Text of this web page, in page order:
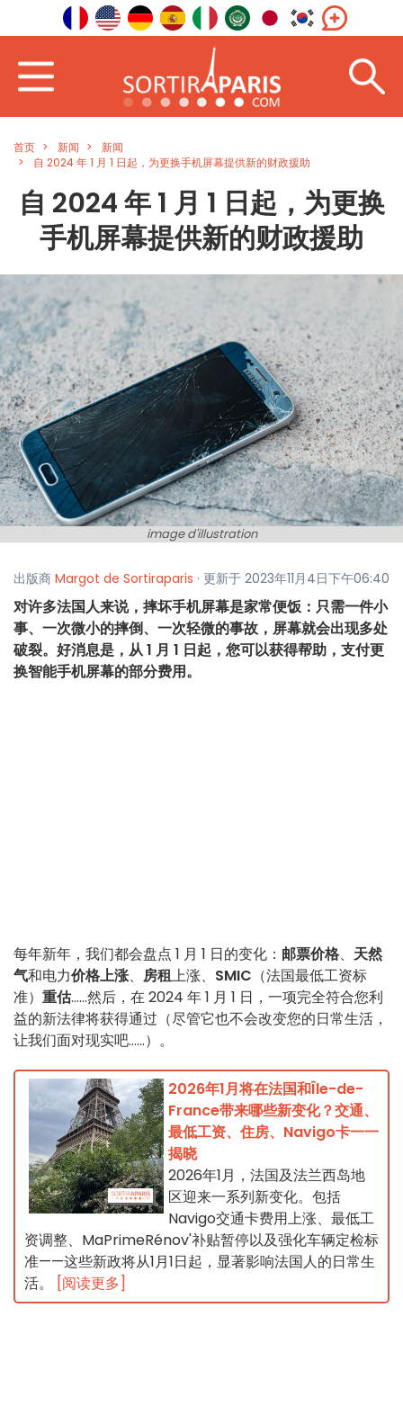
首页 新闻
新闻
自 2024 年 1 月 1 日起，为更换手机屏幕提供新的财政援助
自 2024 年 1 月 1 日起，为更换
手机屏幕提供新的财政援助
image d'illustration
出版商 Margot de Sortiraparis · 更新于 2023年11月4日下午06:40
对许多法国人来说，摔坏手机屏幕是家常便饭：只需一件小
事、一次微小的摔倒、一次轻微的事故，屏幕就会出现多处
破裂。好消息是，从 1 月 1 日起，您可以获得帮助，支付更
换智能手机屏幕的部分费用。
每年新年，我们都会盘点 1 月 1 日的变化： 邮票价格、 天然
气和电力价格上涨、 房租上涨、 SMIC （法国最低工资标
准） 重估......然后，在 2024 年 1 月 1 日，一项完全符合您利
益的新法律将获得通过（尽管它也不会改变您的日常生活，
让我们面对现实吧......）。
2026年1月将在法国和Île-de-
France带来哪些新变化？交通、
最低工资、住房、Navigo卡一一
揭晓
2026年1月，法国及法兰西岛地
区迎来一系列新变化。包括
Navigo交通卡费用上涨、最低工
资调整、MaPrimeRénov'补贴暂停以及强化车辆定检标
准——这些新政将从1月1日起，显著影响法国人的日常生
活。
[阅读更多]